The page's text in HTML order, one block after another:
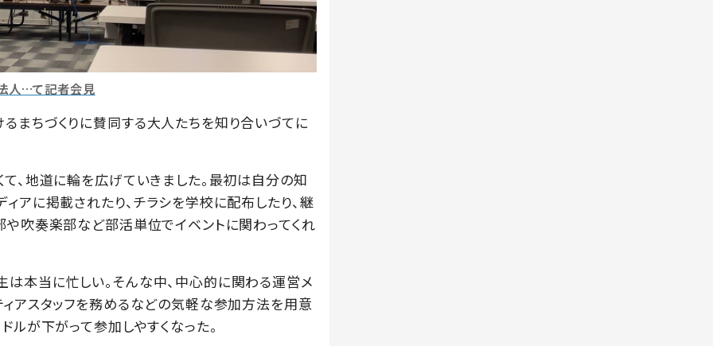
人…て記者会見
まちづくりに賛同する大人たちを知り合いづてに
、地道に輪を広げていきました。最初は自分の知
アに掲載されたり、チラシを学校に配布したり、継
や吹奏楽部など部活単位でイベントに関わってくれ
本当に忙しい。そんな中、中心的に関わる運営メ
アスタッフを務めるなどの気軽な参加方法を用意
ルが下がって参加しやすくなった。